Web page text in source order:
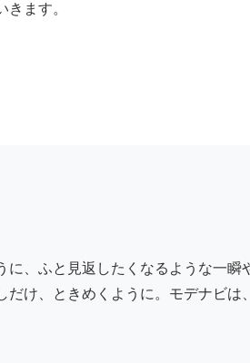
ます。
に、ふと見返したくなるような一
だけ、ときめくように。モデナビは